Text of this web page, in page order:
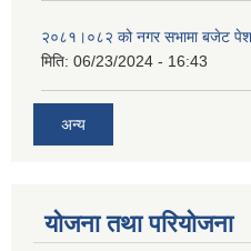
२०८१।०८२ को नगर सभामा बजेट पेश
मिति: 06/23/2024 - 16:43
अन्य
योजना तथा परियोजना